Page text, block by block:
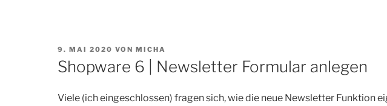
VERÖFFENTLICHT
AM
9. MAI 2020 VON MICHA
Shopware 6 | Newsletter Formular anlegen
Viele (ich eingeschlossen) fragen sich, wie die neue Newsletter Funktion